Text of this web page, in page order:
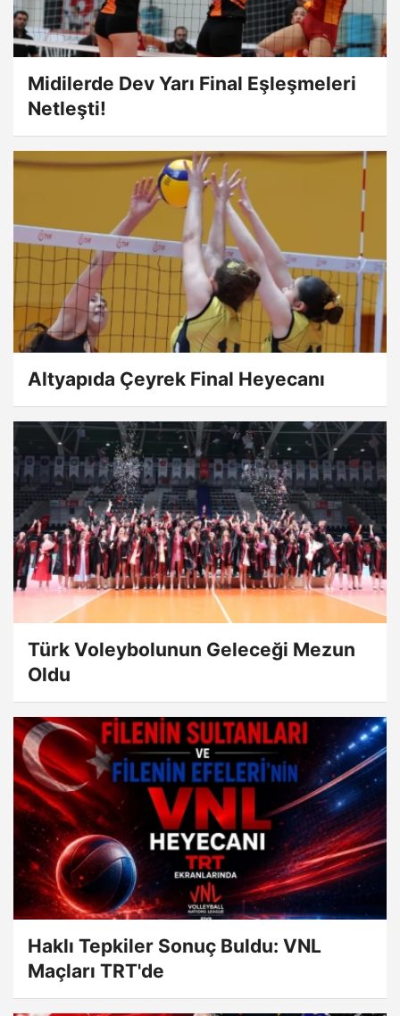
Midilerde Dev Yarı Final Eşleşmeleri
Netleşti!
Altyapıda Çeyrek Final Heyecanı
Türk Voleybolunun Geleceği Mezun
Oldu
Haklı Tepkiler Sonuç Buldu: VNL
Maçları TRT'de